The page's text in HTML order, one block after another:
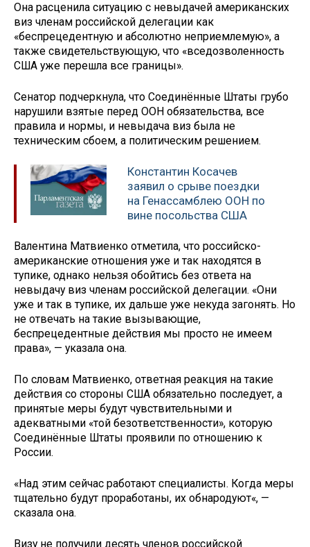
Она расценила ситуацию с невыдачей американских
виз членам российской делегации как
«беспрецедентную и абсолютно неприемлемую», а
также свидетельствующую, что «вседозволенность
США уже перешла все границы».
Сенатор подчеркнула, что Соединённые Штаты грубо
нарушили взятые перед ООН обязательства, все
правила и нормы, и невыдача виз была не
техническим сбоем, а политическим решением.
Константин Косачев
заявил о срыве поездки
на Генассамблею ООН по
вине посольства США
Валентина Матвиенко отметила, что российско-
американские отношения уже и так находятся в
тупике, однако нельзя обойтись без ответа на
невыдачу виз членам российской делегации. «Они
уже и так в тупике, их дальше уже некуда загонять. Но
не отвечать на такие вызывающие,
беспрецедентные действия мы просто не имеем
права», — указала она.
По словам Матвиенко, ответная реакция на такие
действия со стороны США обязательно последует, а
принятые меры будут чувствительными и
адекватными «той безответственности», которую
Соединённые Штаты проявили по отношению к
России.
«Над этим сейчас работают специалисты. Когда меры
тщательно будут проработаны, их обнародуют«, —
сказала она.
Визу не получили десять членов российской